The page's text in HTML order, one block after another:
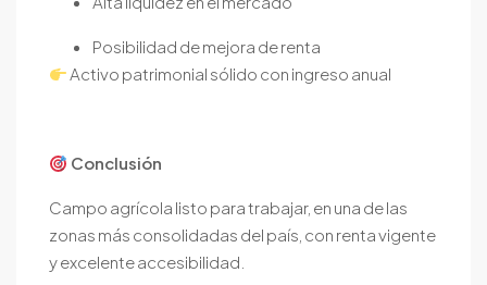
Posibilidad de mejora de renta
Activo patrimonial sólido con ingreso anual
Conclusión
Campo agrícola listo para trabajar, en una de las
zonas más consolidadas del país, con renta vigente
y excelente accesibilidad.